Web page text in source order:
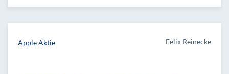
Apple Aktie Felix Reinecke